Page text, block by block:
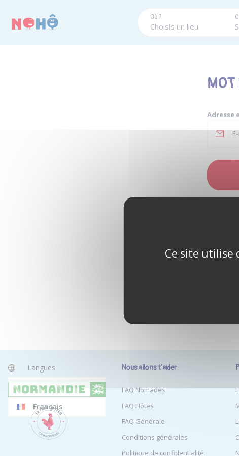
Où ?
MOT
Adresse
Langues
Anglais
Français
Nous allons t'aider
FAQ Nomades
FAQ Hôtes
FAQ Générale
Conditions générales
Politique de confidentialité
Ce site utilise